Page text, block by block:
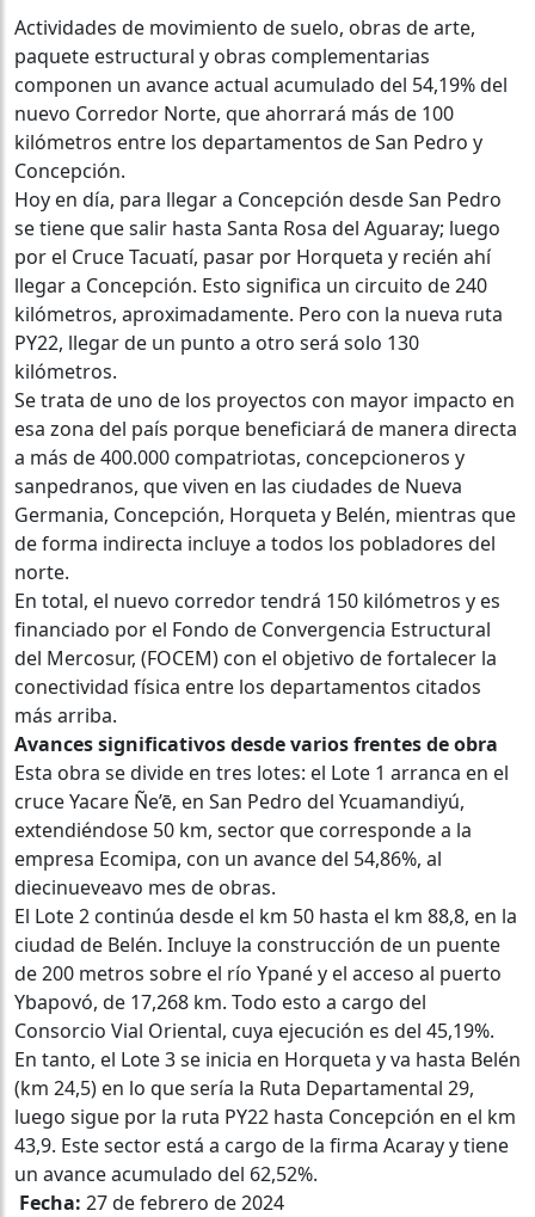
Actividades de movimiento de suelo, obras de arte,
paquete estructural y obras complementarias
componen un avance actual acumulado del 54,19% del
nuevo Corredor Norte, que ahorrará más de 100
kilómetros entre los departamentos de San Pedro y
Concepción.
Hoy en día, para llegar a Concepción desde San Pedro
se tiene que salir hasta Santa Rosa del Aguaray; luego
por el Cruce Tacuatí, pasar por Horqueta y recién ahí
llegar a Concepción. Esto significa un circuito de 240
kilómetros, aproximadamente. Pero con la nueva ruta
PY22, llegar de un punto a otro será solo 130
kilómetros.
Se trata de uno de los proyectos con mayor impacto en
esa zona del país porque beneficiará de manera directa
a más de 400.000 compatriotas, concepcioneros y
sanpedranos, que viven en las ciudades de Nueva
Germania, Concepción, Horqueta y Belén, mientras que
de forma indirecta incluye a todos los pobladores del
norte.
En total, el nuevo corredor tendrá 150 kilómetros y es
financiado por el Fondo de Convergencia Estructural
del Mercosur, (FOCEM) con el objetivo de fortalecer la
conectividad física entre los departamentos citados
más arriba.
Avances significativos desde varios frentes de obra
Esta obra se divide en tres lotes: el Lote 1 arranca en el
cruce Yacare Ñe’ē, en San Pedro del Ycuamandiyú,
extendiéndose 50 km, sector que corresponde a la
empresa Ecomipa, con un avance del 54,86%, al
diecinueveavo mes de obras.
El Lote 2 continúa desde el km 50 hasta el km 88,8, en la
ciudad de Belén. Incluye la construcción de un puente
de 200 metros sobre el río Ypané y el acceso al puerto
Ybapovó, de 17,268 km. Todo esto a cargo del
Consorcio Vial Oriental, cuya ejecución es del 45,19%.
En tanto, el Lote 3 se inicia en Horqueta y va hasta Belén
(km 24,5) en lo que sería la Ruta Departamental 29,
luego sigue por la ruta PY22 hasta Concepción en el km
43,9. Este sector está a cargo de la firma Acaray y tiene
un avance acumulado del 62,52%.
Fecha: 27 de febrero de 2024